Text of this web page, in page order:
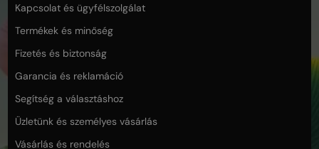
Kapcsolat és ügyfélszolgálat
Termékek és minőség
Fizetés és biztonság
Garancia és reklamáció
Segítség a választáshoz
Üzletünk és személyes vásárlás
Vásárlás és rendelés